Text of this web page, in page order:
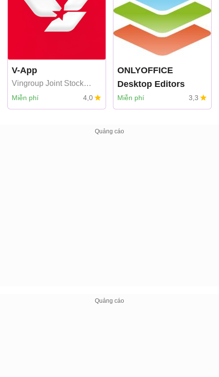
V-App
Vingroup Joint Stock
Company
Miễn phí 4,0
ONLYOFFICE
Desktop Editors
Miễn phí 3,3